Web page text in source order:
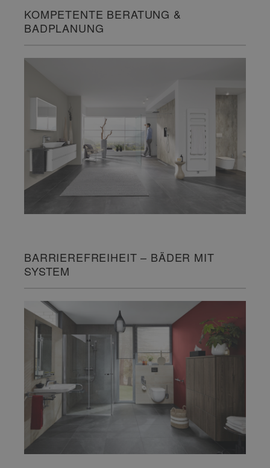
KOMPETENTE BERATUNG &
BADPLANUNG
BARRIEREFREIHEIT – BÄDER MIT
SYSTEM